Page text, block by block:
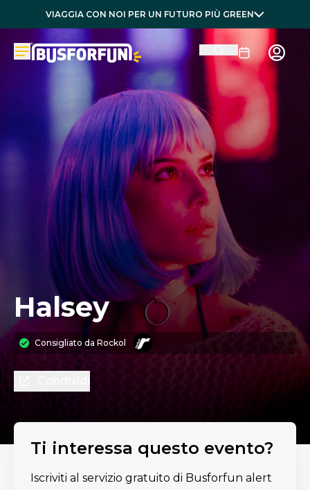
VIAGGIA CON NOI PER UN FUTURO PIÙ GREEN
Halsey
Consigliato da Rockol
Ti interessa questo evento?
Iscriviti al servizio gratuito di Busforfun alert